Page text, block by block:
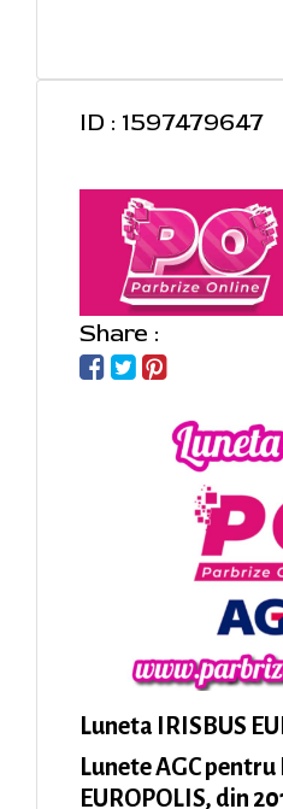
ID : 1597479647
Share :
Luneta IRISBUS
Lunete AGC pentru
EUROPOLIS, din